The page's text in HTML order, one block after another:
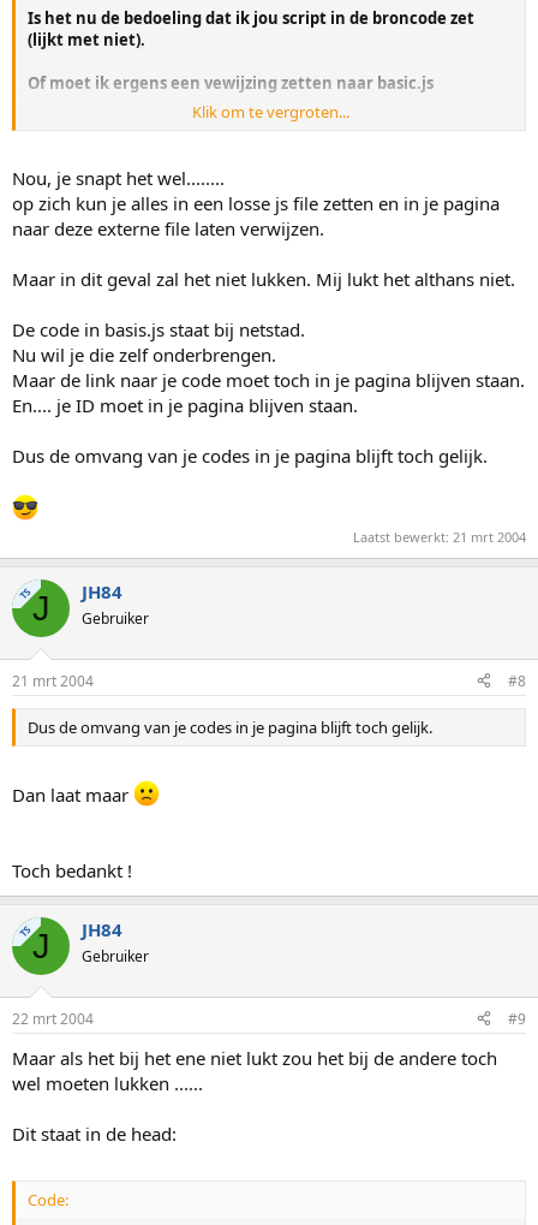
Is het nu de bedoeling dat ik jou script in de broncode zet
(lijkt met niet).
Of moet ik ergens een vewijzing zetten naar basic.js
??
Klik om te vergroten...
Nou, je snapt het wel........
op zich kun je alles in een losse js file zetten en in je pagina
naar deze externe file laten verwijzen.
Maar in dit geval zal het niet lukken. Mij lukt het althans niet.
De code in basis.js staat bij netstad.
Nu wil je die zelf onderbrengen.
Maar de link naar je code moet toch in je pagina blijven staan.
En.... je ID moet in je pagina blijven staan.
Dus de omvang van je codes in je pagina blijft toch gelijk.
Laatst bewerkt: 21 mrt 2004
TSJ JH84
Gebruiker
21 mrt 2004 #8
Dus de omvang van je codes in je pagina blijft toch gelijk.
Dan laat maar
Toch bedankt !
TSJ JH84
Gebruiker
22 mrt 2004 #9
Maar als het bij het ene niet lukt zou het bij de andere toch
wel moeten lukken ......
Dit staat in de head:
Code: